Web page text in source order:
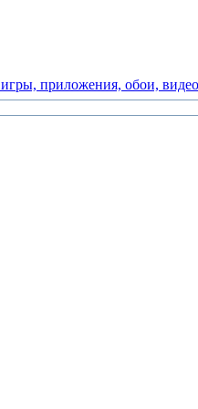
игры, приложения, обои, видео